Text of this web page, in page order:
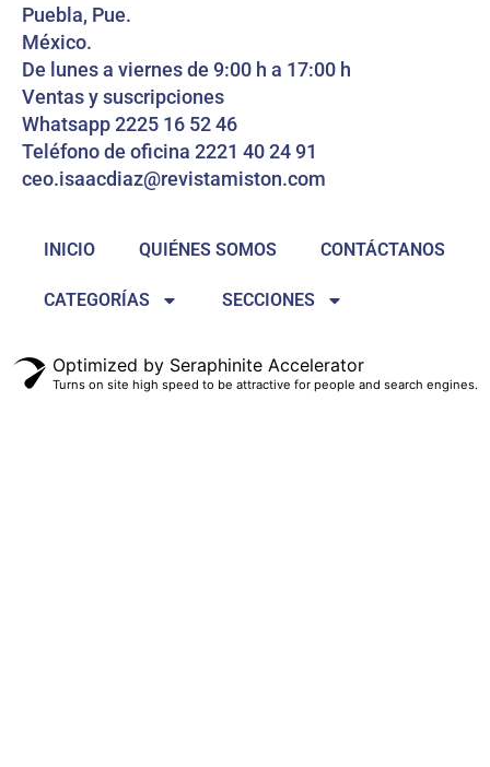
Puebla, Pue.
México.
De lunes a viernes de 9:00 h a 17:00 h
Ventas y suscripciones
Whatsapp 2225 16 52 46
Teléfono de oficina 2221 40 24 91
ceo.isaacdiaz@revistamiston.com
INICIO QUIÉNES SOMOS CONTÁCTANOS
CATEGORÍAS SECCIONES
Optimized by Seraphinite Accelerator
Turns on site high speed to be attractive for people and search engines.